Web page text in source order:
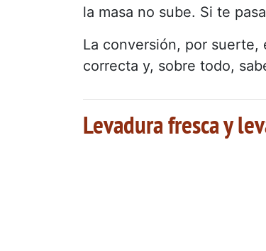
la masa no sube. Si te
La conversión, por suerte,
correcta y, sobre todo,
Levadura fresca y